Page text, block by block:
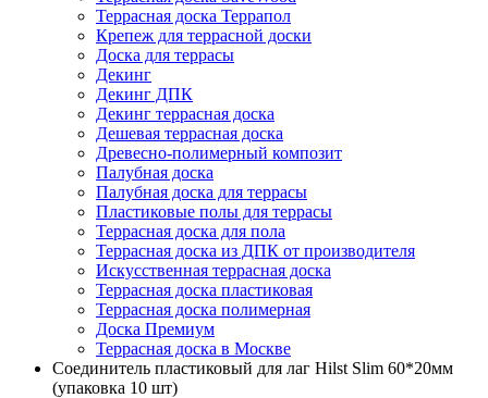
Террасная доска Террапол
Крепеж для террасной доски
Доска для террасы
Декинг
Декинг ДПК
Декинг террасная доска
Дешевая террасная доска
Древесно-полимерный композит
Палубная доска
Палубная доска для террасы
Пластиковые полы для террасы
Террасная доска для пола
Террасная доска из ДПК от производителя
Искусственная террасная доска
Террасная доска пластиковая
Террасная доска полимерная
Доска Премиум
Террасная доска в Москве
Соединитель пластиковый для лаг Hilst Slim 60*20мм
(упаковка 10 шт)